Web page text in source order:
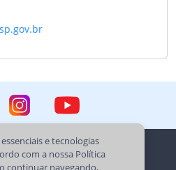
e tecnologias
com a nossa Política
continuar navegando,